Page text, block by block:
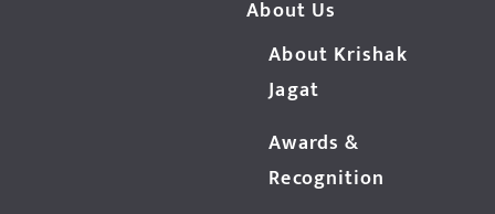
About Us
About Krishak
Jagat
Awards &
Recognition